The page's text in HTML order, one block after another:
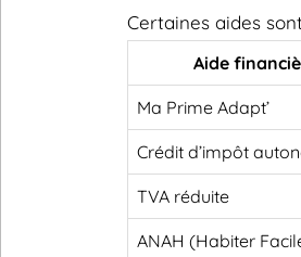
Certaines aides
Aide
Ma Prime Adapt’
Crédit d’impôt
TVA réduite
ANAH (Habiter